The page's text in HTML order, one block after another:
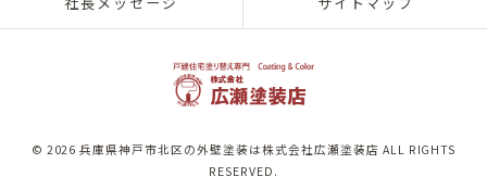
© 2026 兵庫県神戸市北区の外壁塗装は株式会社広瀬塗装店 ALL RIGHTS
RESERVED.